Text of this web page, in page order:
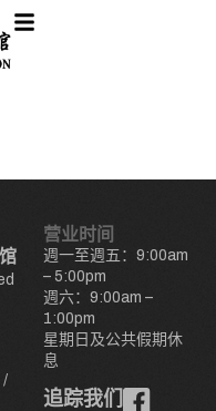
/
营业时间
週一至週五：9:00am
– 5:00pm
週六：9:00am –
1:00pm
星期日及公共假期休
息
追踪我们